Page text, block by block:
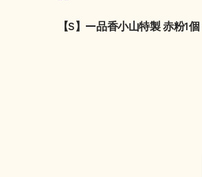
【S】一品香小山特製 赤粉1個